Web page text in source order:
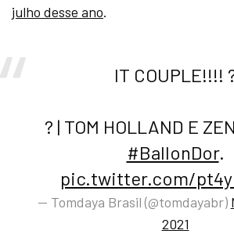
julho desse ano.
IT COUPLE!!!!
? | TOM HOLLAND E
#BallonDor.
pic.twitter.com/
— Tomdaya Brasil (@tomdayabr)
2021